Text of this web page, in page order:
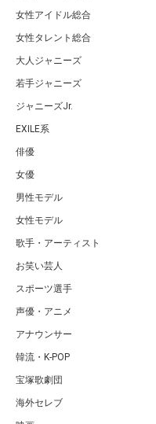
女性アイドル総合
女性タレント総合
大人ジャニーズ
若手ジャニーズ
ジャニーズJr.
EXILE系
俳優
女優
男性モデル
女性モデル
歌手・アーティスト
お笑い芸人
スポーツ選手
声優・アニメ
アナウンサー
韓流・K-POP
宝塚歌劇団
海外セレブ